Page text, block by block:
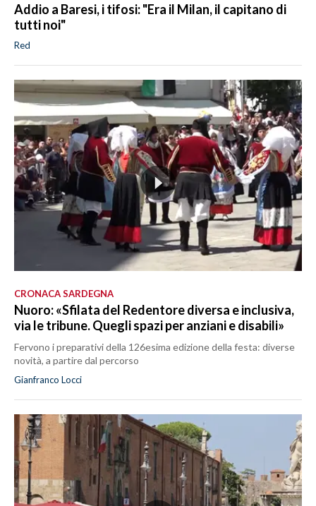
Addio a Baresi, i tifosi: "Era il Milan, il capitano di
tutti noi"
Red
CRONACA SARDEGNA
Nuoro: «Sfilata del Redentore diversa e inclusiva,
via le tribune. Quegli spazi per anziani e disabili»
Fervono i preparativi della 126esima edizione della festa: diverse
novità, a partire dal percorso
Gianfranco Locci